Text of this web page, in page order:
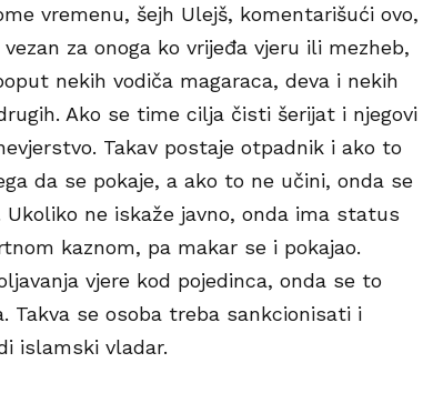
vremenu, šejh Ulejš, komentarišući ovo,
za onoga ko vrijeđa vjeru ili mezheb,
nekih vodiča magaraca, deva i nekih
Ako se time cilja čisti šerijat i njegovi
Takav postaje otpadnik i ako to
da se pokaje, a ako to ne učini, onda se
ne iskaže javno, onda ima status
kaznom, pa makar se i pokajao.
vjere kod pojedinca, onda se to
Takva se osoba treba sankcionisati i
islamski vladar.